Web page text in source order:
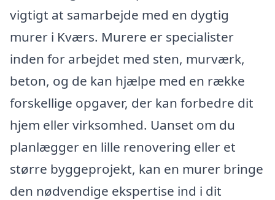
vigtigt at samarbejde med en dygtig
murer i Kværs. Murere er specialister
inden for arbejdet med sten, murværk,
beton, og de kan hjælpe med en række
forskellige opgaver, der kan forbedre dit
hjem eller virksomhed. Uanset om du
planlægger en lille renovering eller et
større byggeprojekt, kan en murer bringe
den nødvendige ekspertise ind i dit